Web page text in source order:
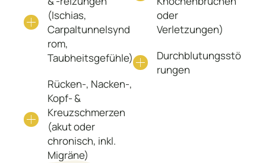
(Ischias,
Carpaltunnelsynd
rom,
Taubheitsgefühle)
Rücken-, Nacken-,
Kopf- &
Kreuzschmerzen
(akut oder
chronisch, inkl.
Migräne)
oder
Verletzungen)
Durchblutungsstö
rungen